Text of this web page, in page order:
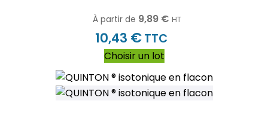
À partir de 9,89 € HT
10,43 € TTC
Choisir un lot